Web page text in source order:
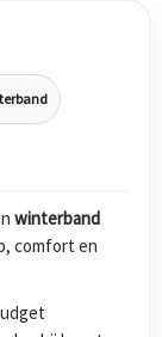
winterband
comfort en